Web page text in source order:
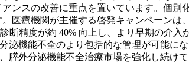
ンスの改善に重点を置いています。個別
医療機関が主催する啓発キャンペーン
精度が約 40% 向上し、より早期の介
機能不全のより包括的な管理が可能に
外分泌機能不全治療市場を強化し続けて